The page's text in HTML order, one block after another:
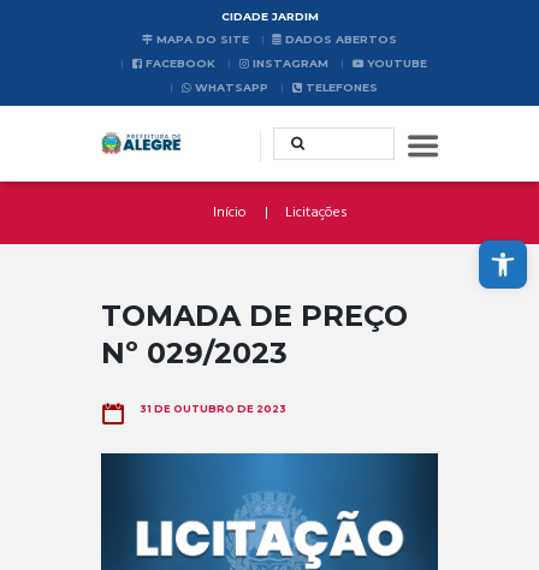
Abrir a barra de ferramentas
CIDADE JARDIM
MAPA DO SITE
DADOS ABERTOS
FACEBOOK
INSTAGRAM
YOUTUBE
WHATSAPP
TELEFONES
Início Licitações
TOMADA DE PREÇO
Nº 029/2023
31 DE OUTUBRO DE 2023